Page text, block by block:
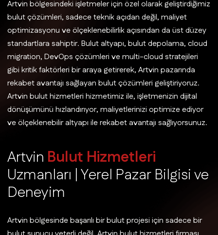
Artvin bölgesindeki işletmeler için özel olarak geliştirdiğimiz
bulut çözümleri, sadece teknik açıdan değil, maliyet
optimizasyonu ve ölçeklenebilirlik açısından da üst düzey
standartlara sahiptir. Bulut altyapı, bulut depolama, cloud
migration, DevOps çözümleri ve multi-cloud stratejileri
gibi kritik faktörleri bir araya getirerek, Artvin pazarında
rekabet avantajı sağlayan bulut çözümleri geliştiriyoruz.
Artvin bulut hizmetleri hizmetimiz ile, işletmenizin dijital
dönüşümünü hızlandırıyor, maliyetlerinizi optimize ediyor
ve ölçeklenebilir altyapı ile rekabet avantajı sağlıyorsunuz.
Artvin Bulut Hizmetleri
Uzmanları |Yerel Pazar Bilgisive
Deneyim
Artvin bölgesinde başarılı bir bulut projesi için sadece bir